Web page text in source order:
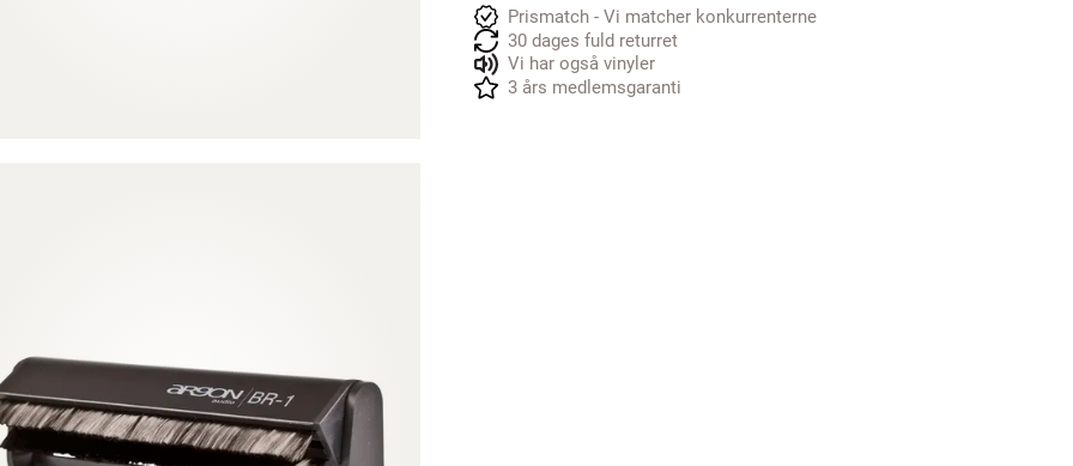
Prismatch - Vi matcher konkurrenterne
30 dages fuld returret
Vi har også vinyler
3 års medlemsgaranti